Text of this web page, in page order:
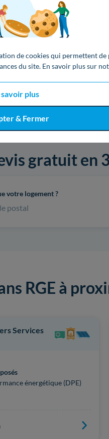
de cookies qui permettent
du site. En savoir plus sur
savoir plus
& Fermer
gratuit en
votre logement ?
postal
RGE à
Services
énergétique (DPE)